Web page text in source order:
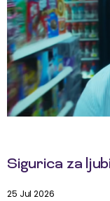
Sigurica za
25 Jul 2026